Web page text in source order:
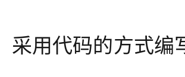
采用代码的方式编